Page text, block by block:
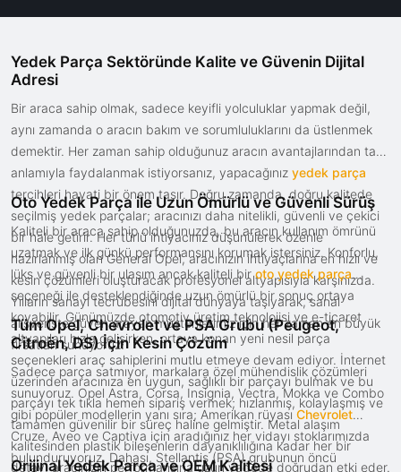
Yedek Parça Sektöründe Kalite ve Güvenin Dijital
Adresi
Bir araca sahip olmak, sadece keyifli yolculuklar yapmak değil,
aynı zamanda o aracın bakım ve sorumluluklarını da üstlenmek
demektir. Her zaman sahip olduğunuz aracın avantajlarından tam
anlamıyla faydalanmak istiyorsanız, yapacağınız yedek parça
tercihleri hayati bir önem taşır. Doğru zamanda, doğru kalitede
seçilmiş yedek parçalar; aracınızı daha nitelikli, güvenli ve çekici
bir hale getirir. Her türlü ihtiyacınız düşünülerek özenle
hazırlanmış olan General Opel, aracınızın ihtiyaçlarına en hızlı ve
kesin çözümleri oluşturacak profesyonel altyapısıyla karşınızda.
Yılların sanayi tecrübesini dijital dünyaya taşıyarak, sanal
alışverişte güven arayan müşterilerimiz için her zaman en büyük
fırsatları sunuyoruz.
Oto Yedek Parça ile Uzun Ömürlü ve Güvenli Sürüş
Kaliteli bir araca sahip olduğunuzda, bu aracın kullanım ömrünü
uzatmak ve ilk günkü performansını korumak istersiniz. Konforlu,
lüks ve güvenli bir ulaşım ancak kaliteli biroto yedek parça
seçeneği ile desteklendiğinde uzun ömürlü bir sonuç ortaya
koyabilir. Günümüzde otomotiv üretim teknolojisi ve e-ticaret
altyapıları hızla gelişirken, ortaya konan yeni nesil parça
seçenekleri araç sahiplerini mutlu etmeye devam ediyor. İnternet
üzerinden aracınıza en uygun, sağlıklı bir parçayı bulmak ve bu
parçayı tek tıkla hemen sipariş vermek; hızlanmış, kolaylaşmış ve
tamamen güvenilir bir süreç haline gelmiştir. Metal alaşım
kalitesinden plastik bileşenlerin dayanıklılığına kadar her bir
detay, aracınızın performansına uzun vadede doğrudan etki eder.
Tüm Opel, Chevrolet ve PSA Grubu (Peugeot,
Citroën, DS) İçin Kesin Çözüm
Sadece parça satmıyor, markalara özel mühendislik çözümleri
sunuyoruz. Opel Astra, Corsa, Insignia, Vectra, Mokka ve Combo
gibi popüler modellerin yanı sıra; Amerikan rüyasıChevrolet
Cruze, Aveo ve Captiva için aradığınız her vidayı stoklarımızda
bulunduruyoruz. Dahası, Stellantis (PSA) grubunun öncü
Orijinal Yedek Parça ve OEM Kalitesi